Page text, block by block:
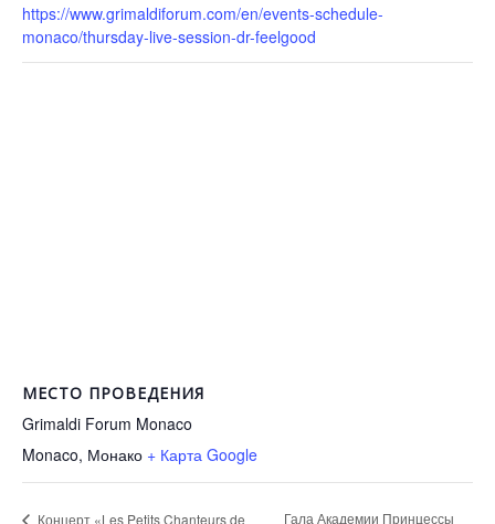
https://www.grimaldiforum.com/en/events-schedule-
monaco/thursday-live-session-dr-feelgood
МЕСТО ПРОВЕДЕНИЯ
Grimaldi Forum Monaco
Monaco, Монако + Карта Google
Концерт «Les Petits Chanteurs de Гала Академии Принцессы